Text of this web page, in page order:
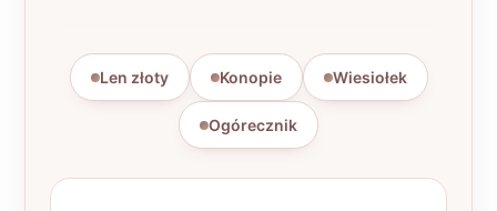
Len złoty Konopie Wiesiołek
Ogórecznik